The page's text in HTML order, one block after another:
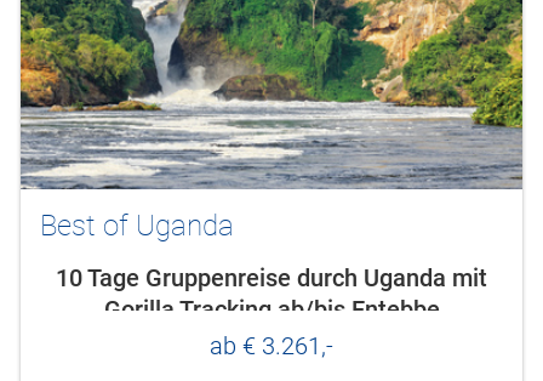
Best of Uganda
10 Tage Gruppenreise durch Uganda mit
Gorilla Tracking ab/bis Entebbe
ab € 3.261,-